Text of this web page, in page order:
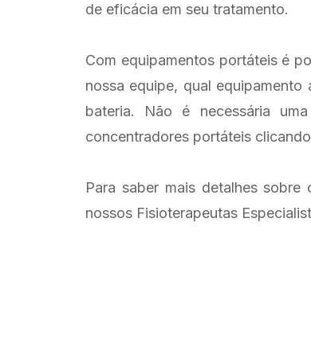
de eficácia em seu tratamento.
Com equipamentos portáteis é
nossa equipe, qual
bateria. Não é necessária
concentradores portáteis
Para saber mais detalhes
nossos Fisioterapeutas